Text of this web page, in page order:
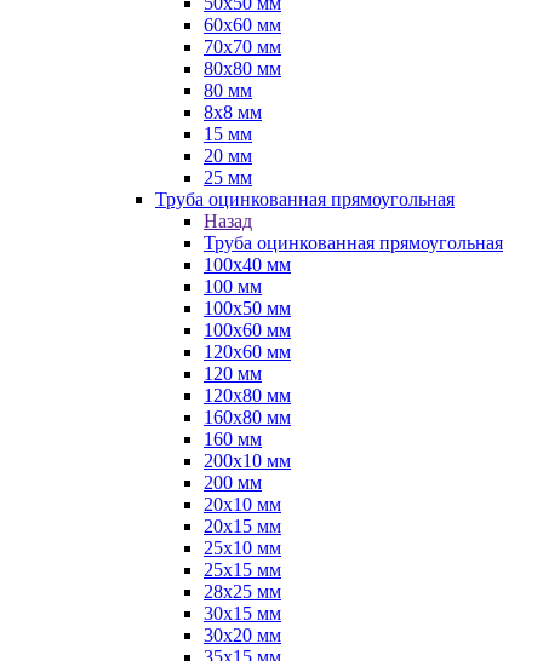
60х60 мм
70х70 мм
80х80 мм
80 мм
8х8 мм
15 мм
20 мм
25 мм
Труба оцинкованная прямоугольная
Назад
Труба оцинкованная прямоугольная
100х40 мм
100 мм
100х50 мм
100х60 мм
120х60 мм
120 мм
120х80 мм
160х80 мм
160 мм
200х10 мм
200 мм
20х10 мм
20х15 мм
25х10 мм
25х15 мм
28х25 мм
30х15 мм
30х20 мм
35х15 мм